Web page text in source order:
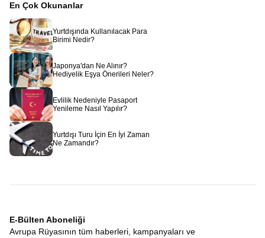
En Çok Okunanlar
Yurtdışında Kullanılacak Para
Birimi Nedir?
Japonya'dan Ne Alınır?
Hediyelik Eşya Önerileri Neler?
Evlilik Nedeniyle Pasaport
Yenileme Nasıl Yapılır?
Yurtdışı Turu İçin En İyi Zaman
Ne Zamandır?
E-Bülten Aboneliği
Avrupa Rüyasının tüm haberleri, kampanyaları ve